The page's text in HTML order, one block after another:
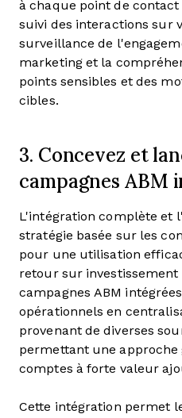
à chaque point de
suivi des interactions sur
surveillance de
marketing et la
points sensibles et des
cibles.
3. Concevez et
campagnes ABM
L'intégration complète et
stratégie basée sur les
pour une utilisation
retour sur investissement
campagnes ABM
opérationnels en
provenant de diverses
permettant une approche
comptes à forte valeur
Cette intégration permet